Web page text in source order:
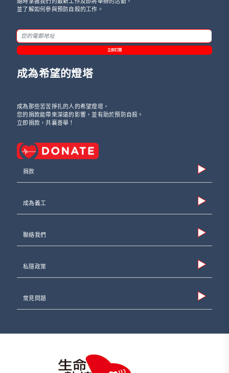
並了解如何參與預防自殺的工作。
立即訂閱
成為希望的燈塔
成為那些苦苦掙扎的人的希望燈塔，
您的捐款能帶來深遠的影響，並有助於預防自殺。
立即捐款，共襄善舉！
捐款
成為義工
聯絡我們
私隱政策
常見問題